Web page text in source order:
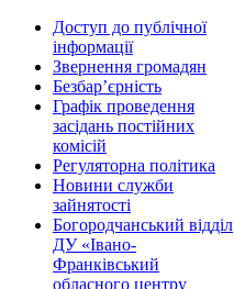
Доступ до публічної
інформації
Звернення громадян
Безбар’єрність
Графік проведення
засідань постійних
комісій
Регуляторна політика
Новини служби
зайнятості
Богородчанський відділ
ДУ «Івано-
Франківський
обласного центру